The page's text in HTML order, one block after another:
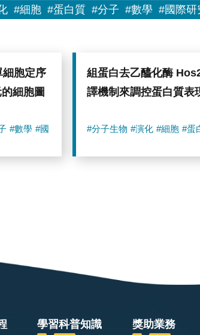
#細胞 #蛋白質 #分子 #數學 #國際研
細胞定序
細胞圖
#數學 #國
組蛋白去乙醯化酶
譯機制來調控蛋白質表
#分子生物 #演化 #細胞 #蛋
學習科普知識 獎助業務